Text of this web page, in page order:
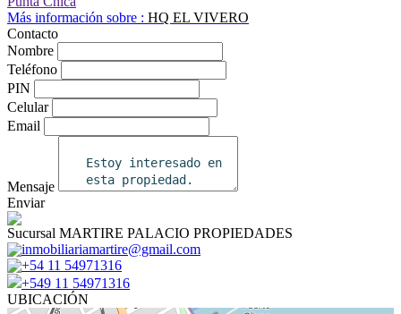
Más información sobre : HQ EL VIVERO
Contacto
Nombre
Teléfono
PIN
Celular
Email
Mensaje
Enviar
Sucursal MARTIRE PALACIO PROPIEDADES
inmobiliariamartire@gmail.com
+54 11 54971316
+549 11 54971316
UBICACIÓN